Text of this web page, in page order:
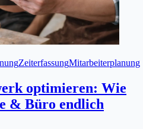
ZeiterfassungMitarbeiterplanung
optimieren: Wie
& Büro endlich